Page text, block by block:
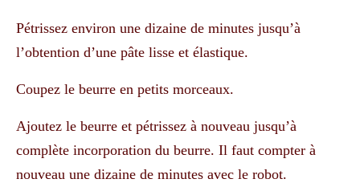
Pétrissez environ une dizaine de minutes jusqu’à
l’obtention d’une pâte lisse et élastique.
Coupez le beurre en petits morceaux.
Ajoutez le beurre et pétrissez à nouveau jusqu’à
complète incorporation du beurre. Il faut compter à
nouveau une dizaine de minutes avec le robot.